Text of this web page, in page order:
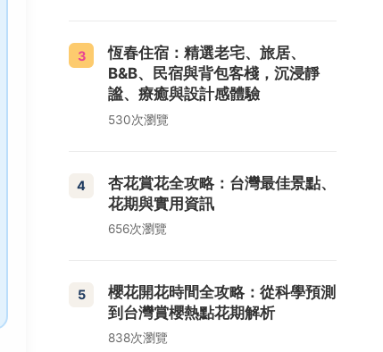
3
恆春住宿：精選老宅、旅居、
B&B、民宿與背包客棧，沉浸靜
謐、療癒與設計感體驗
530次瀏覽
4
杏花賞花全攻略：台灣最佳景點、
花期與實用資訊
656次瀏覽
5
櫻花開花時間全攻略：從科學預測
到台灣賞櫻熱點花期解析
838次瀏覽